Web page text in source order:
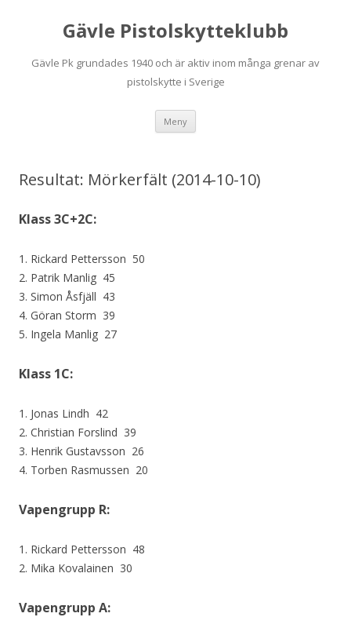
Gävle Pistolskytteklubb
Gävle Pk grundades 1940 och är aktiv inom många grenar av
pistolskytte i Sverige
Meny
Resultat: Mörkerfält (2014-10-10)
Klass 3C+2C:
1. Rickard Pettersson 50
2. Patrik Manlig 45
3. Simon Åsfjäll 43
4. Göran Storm 39
5. Ingela Manlig 27
Klass 1C:
1. Jonas Lindh 42
2. Christian Forslind 39
3. Henrik Gustavsson 26
4. Torben Rasmussen 20
Vapengrupp R:
1. Rickard Pettersson 48
2. Mika Kovalainen 30
Vapengrupp A: